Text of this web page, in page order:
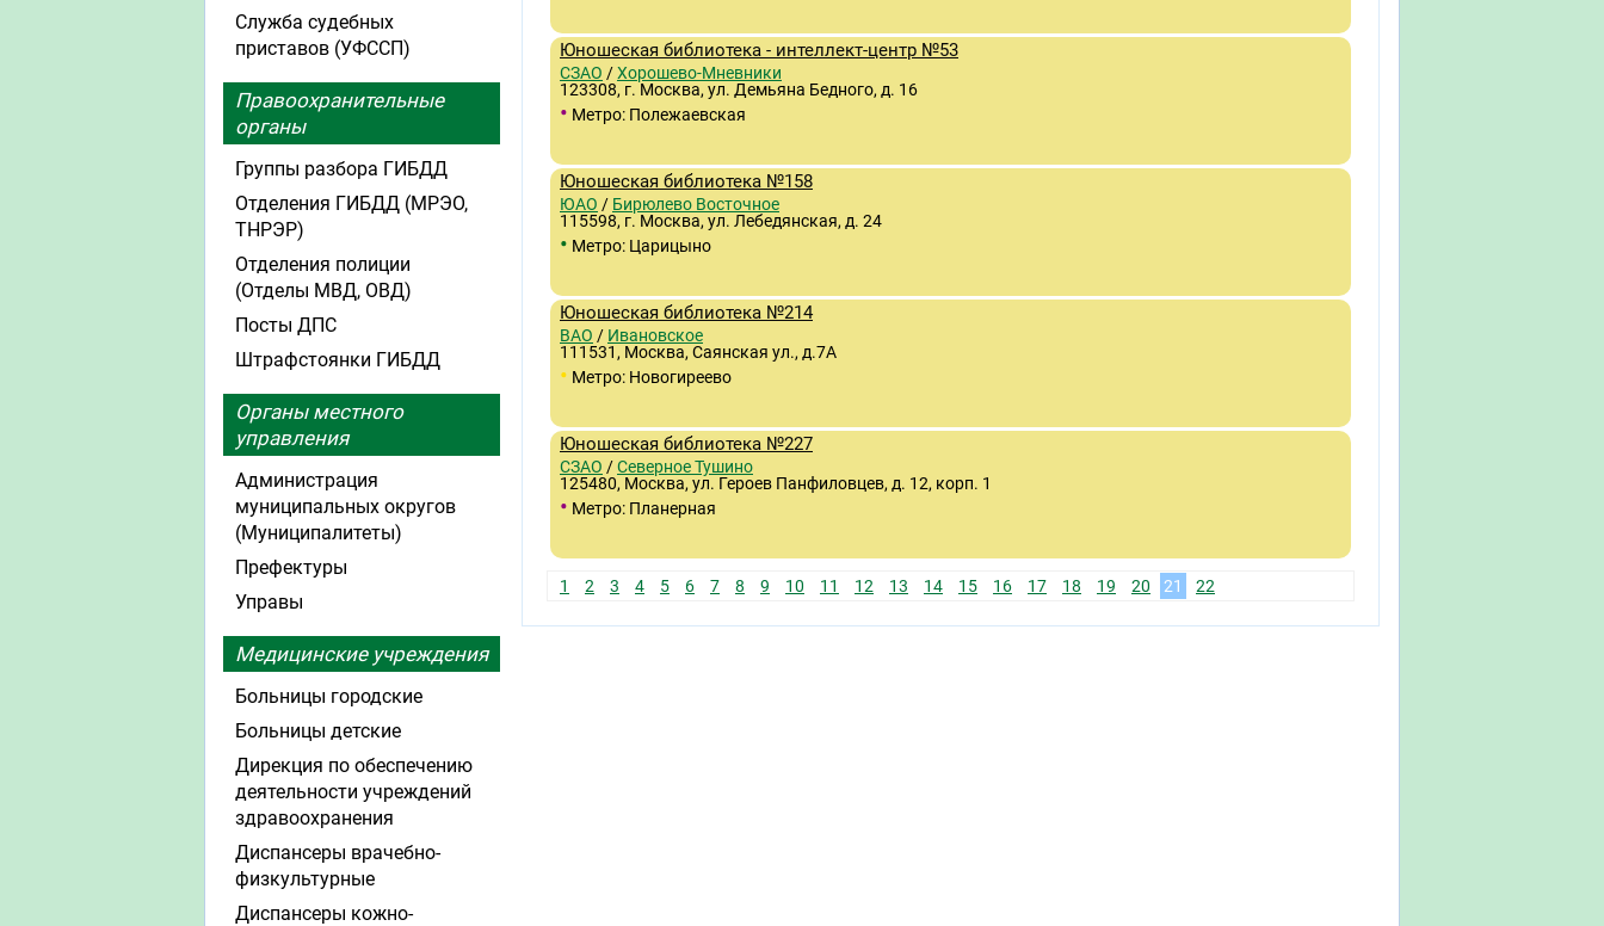
Юношеская библиотека - интеллект-центр №53
СЗАО /Хорошево-Мневники
123308, г. Москва, ул. Демьяна Бедного, д. 16
• Метро: Полежаевская
Юношеская библиотека №158
ЮАО / Бирюлево Восточное
115598, г. Москва, ул. Лебедянская, д. 24
• Метро: Царицыно
Юношеская библиотека №214
ВАО / Ивановское
111531, Москва, Саянская ул., д.7А
• Метро: Новогиреево
Юношеская библиотека №227
СЗАО /Северное Тушино
125480, Москва, ул. Героев Панфиловцев, д. 12, корп. 1
• Метро: Планерная
1 2 3 4 5 6 7 8 9 10 11 12 13 14 15 16 17 18 19 20 21 22
Служба судебных
приставов (УФССП)
Правоохранительные
органы
Группы разбора ГИБДД
Отделения ГИБДД (МРЭО,
ТНРЭР)
Отделения полиции
(Отделы МВД, ОВД)
Посты ДПС
Штрафстоянки ГИБДД
Органы местного
управления
Администрация
муниципальных округов
(Муниципалитеты)
Префектуры
Управы
Медицинские учреждения
Больницы городские
Больницы детские
Дирекция по обеспечению
деятельности учреждений
здравоохранения
Диспансеры врачебно-
физкультурные
Диспансеры кожно-